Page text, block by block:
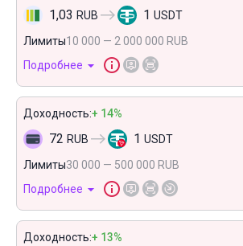
1,03 RUB 1 USDT
Лимиты10 000 — 2 000 000 RUB
Подробнее
Доходность:+ 14%
72 RUB 1 USDT
Лимиты30 000 — 500 000 RUB
Подробнее
Доходность:+ 13%